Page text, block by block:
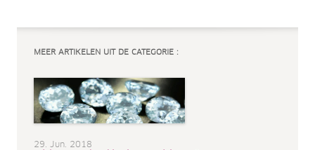
MEER ARTIKELEN UIT DE CATEGORIE :
29. Jun. 2018